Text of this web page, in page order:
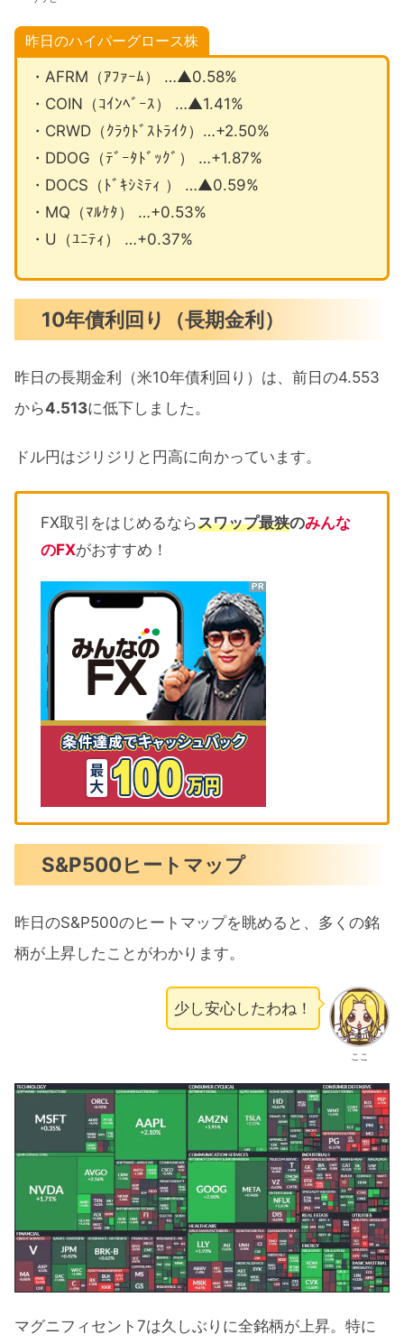
昨日のハイパーグロース株
・AFRM（ｱﾌｧｰﾑ） …▲0.58%
・COIN（ｺｲﾝﾍﾞｰｽ） …▲1.41%
・CRWD（ｸﾗｳﾄﾞｽﾄﾗｲｸ）…+2.50%
・DDOG（ﾃﾞｰﾀﾄﾞｯｸﾞ） …+1.87%
・DOCS（ﾄﾞｷｼﾐﾃｨ ） …▲0.59%
・MQ（ﾏﾙｹﾀ） …+0.53%
・U（ﾕﾆﾃｨ） …+0.37%
10年債利回り（長期金利）
昨日の長期金利（米10年債利回り）は、前日の4.553
から4.513に低下しました。
ドル円はジリジリと円高に向かっています。
FX取引をはじめるならスワップ最狭のみんな
のFXがおすすめ！
S&P500ヒートマップ
昨日のS&P500のヒートマップを眺めると、多くの銘
柄が上昇したことがわかります。
ここ
少し安心したわね！
マグニフィセント7は久しぶりに全銘柄が上昇。特に